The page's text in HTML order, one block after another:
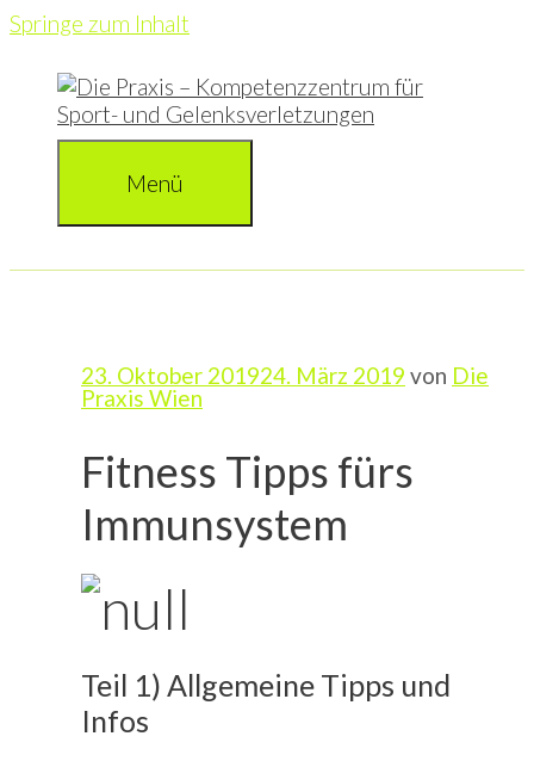
Springe zum Inhalt
Menü
23. Oktober 201924. März 2019 von Die
Praxis Wien
Fitness Tipps fürs
Immunsystem
Teil 1) Allgemeine Tipps und
Infos